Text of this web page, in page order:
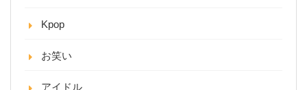
Kpop
お笑い
アイドル